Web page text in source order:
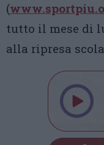
(
tutto il mese di
alla ripresa